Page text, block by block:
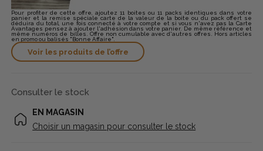
Pour profiter de cette offre, ajoutez 11 boites ou 11 packs identiques dans votre
panier et la remise spéciale carte de la valeur de la boite ou du pack offert se
déduira du total, une fois connecté à votre compte et si vous n'avez pas la Carte
Avantages pensez à ajouter l'adhésion dans votre panier. De même référence et
même numéros de billes. Offre non cumulable avec d'autres offres. Hors articles
en promo ou balisés "Bonne Affaire".
Voir les produits de l’offre
Consulter le stock
EN MAGASIN
Choisir un magasin pour consulter le stock